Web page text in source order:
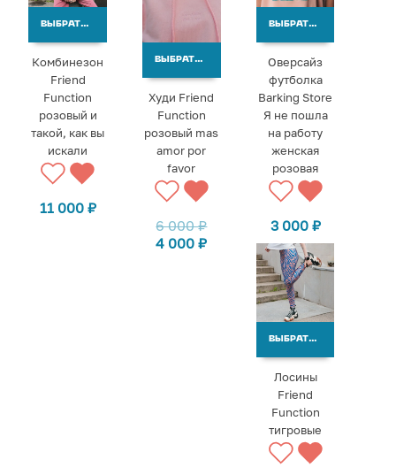
ВЫБРАТЬ ВАРИАНТЫ
Комбинезон
Friend
Function
розовый и
такой, как вы
искали
11 000 ₽
ВЫБРАТЬ ВАРИАНТЫ
Худи Friend
Function
розовый mas
amor por
favor
6 000₽
4 000₽
ВЫБРАТЬ ВАРИАНТЫ
Оверсайз
футболка
Barking Store
Я не пошла
на работу
женская
розовая
3 000 ₽
ВЫБРАТЬ ВАРИАНТЫ
Лосины
Friend
Function
тигровые